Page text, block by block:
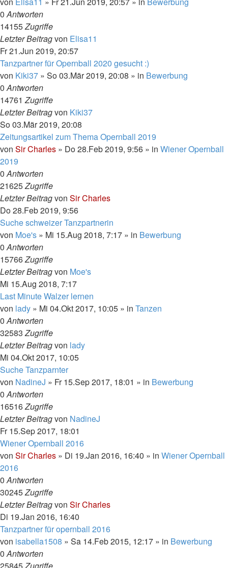
0Antworten
14155Zugriffe
Letzter Beitragvon Elisa11
Fr 21.Jun 2019, 20:57
Tanzpartner für Opernball 2020 gesucht :)
von Kiki37 » So 03.Mär 2019, 20:08 » in Bewerbung
0Antworten
14761Zugriffe
Letzter Beitragvon Kiki37
So 03.Mär 2019, 20:08
Zeitungsartikel zum Thema Opernball 2019
von Sir Charles » Do 28.Feb 2019, 9:56 » in Wiener Opernball
2019
0Antworten
21625Zugriffe
Letzter Beitragvon Sir Charles
Do 28.Feb 2019, 9:56
Suche schweizer Tanzpartnerin
von Moe's » Mi 15.Aug 2018, 7:17 » in Bewerbung
0Antworten
15766Zugriffe
Letzter Beitragvon Moe's
Mi 15.Aug 2018, 7:17
Last Minute Walzer lernen
von lady » Mi 04.Okt 2017, 10:05 » in Tanzen
0Antworten
32583Zugriffe
Letzter Beitragvon lady
Mi 04.Okt 2017, 10:05
Suche Tanzparnter
von NadineJ » Fr 15.Sep 2017, 18:01 » in Bewerbung
0Antworten
16516Zugriffe
Letzter Beitragvon NadineJ
Fr 15.Sep 2017, 18:01
Wiener Opernball 2016
von Sir Charles » Di 19.Jan 2016, 16:40 » in Wiener Opernball
2016
0Antworten
30245Zugriffe
Letzter Beitragvon Sir Charles
Di 19.Jan 2016, 16:40
Tanzpartner für opernball 2016
von isabella1508 » Sa 14.Feb 2015, 12:17 » in Bewerbung
0Antworten